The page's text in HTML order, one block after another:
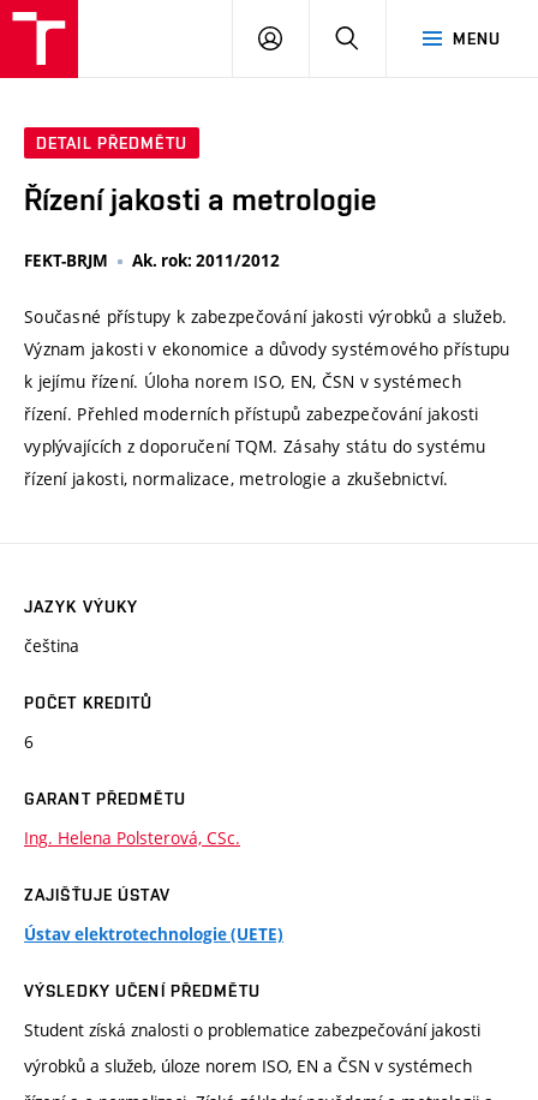
MENU
PŘIHLÁSIT
DETAIL PŘEDMĚTU
Řízení jakosti a metrologie
FEKT-BRJM Ak. rok: 2011/2012
Současné přístupy k zabezpečování jakosti výrobků a služeb.
Význam jakosti v ekonomice a důvody systémového přístupu
k jejímu řízení. Úloha norem ISO, EN, ČSN v systémech
řízení. Přehled moderních přístupů zabezpečování jakosti
vyplývajících z doporučení TQM. Zásahy státu do systému
řízení jakosti, normalizace, metrologie a zkušebnictví.
JAZYK VÝUKY
čeština
POČET KREDITŮ
6
GARANT PŘEDMĚTU
Ing. Helena Polsterová, CSc.
ZAJIŠŤUJE ÚSTAV
Ústav elektrotechnologie (UETE)
VÝSLEDKY UČENÍ PŘEDMĚTU
Student získá znalosti o problematice zabezpečování jakosti
výrobků a služeb, úloze norem ISO, EN a ČSN v systémech